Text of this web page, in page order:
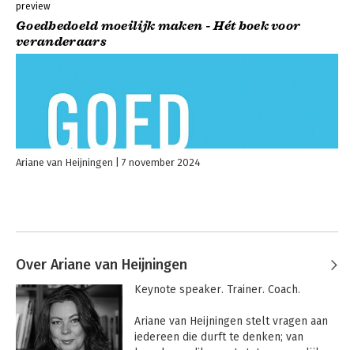
preview
Goedbedoeld moeilijk maken - Hét boek voor
veranderaars
Ariane van Heijningen 7 november 2024
Over Ariane van Heijningen
Keynote speaker. Trainer. Coach.
Ariane van Heijningen stelt vragen aan
iedereen die durft te denken; van